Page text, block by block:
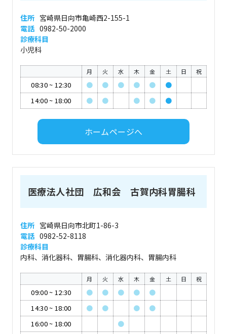
住所 宮崎県日向市亀崎西2-155-1
電話 0982-50-2000
診療科目
小児科
月 火 水 木 金 土 日 祝
08:30~ 12:30 ● ● ● ● ●
●
14:00~ 18:00 ● ● ● ● ●
ホームページへ
医療法人社団 広和会 古賀内科胃腸科
住所 宮崎県日向市北町1-86-3
電話 0982-52-8118
診療科目
内科、消化器科、胃腸科、消化器内科、胃腸内科
月 火 水 木 金 土 日 祝
09:00~ 12:30 ● ● ● ●
●
14:30~ 18:00 ● ● ●
●
16:00~ 18:00
●